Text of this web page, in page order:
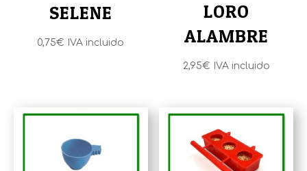
SELENE
0,75€ IVA incluido
LORO
ALAMBRE
2,95€ IVA incluido